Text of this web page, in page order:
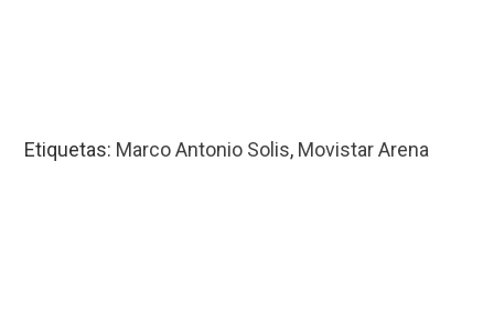
Etiquetas: Marco Antonio Solis, Movistar Arena